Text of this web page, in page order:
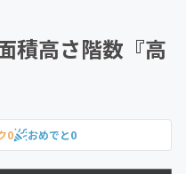
積高さ階数『高
0 おめでと0